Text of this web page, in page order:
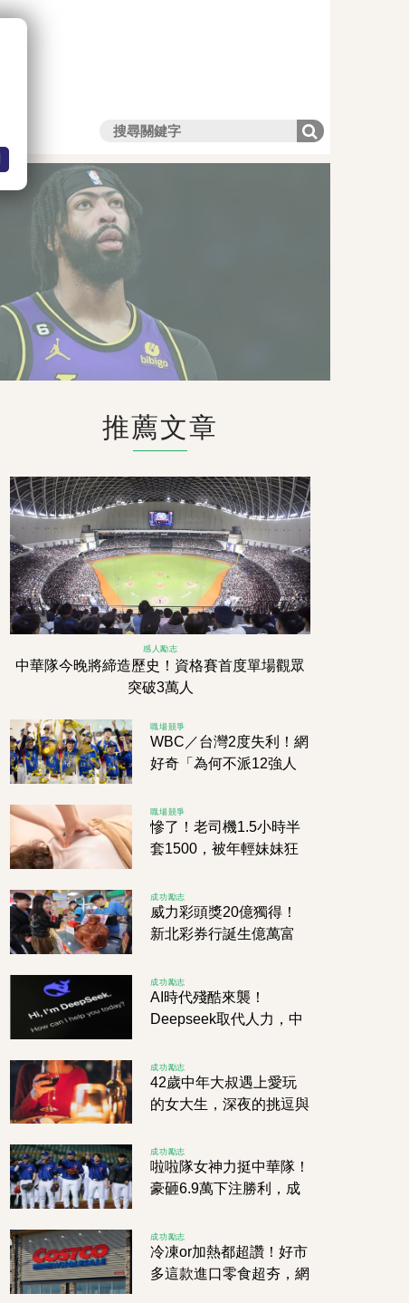
推薦文章
感人勵志
中華隊今晚將締造歷史！資格賽首度單場觀眾
突破3萬人
職場競爭
WBC／台灣2度失利！網
好奇「為何不派12強人
職場競爭
慘了！老司機1.5小時半
套1500，被年輕妹妹狂
抄！
成功勵志
威力彩頭獎20億獨得！
新北彩券行誕生億萬富
成功勵志
AI時代殘酷來襲！
Deepseek取代人力，中
95%
成功勵志
42歲中年大叔遇上愛玩
的女大生，深夜的挑逗與
燃激情！
成功勵志
啦啦隊女神力挺中華隊！
豪砸6.9萬下注勝利，成
成功勵志
冷凍or加熱都超讚！好市
多這款進口零食超夯，網